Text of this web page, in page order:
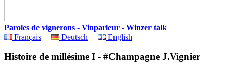
Paroles de vignerons - Vinparleur - Winzer talk
Français
Deutsch English
Histoire de millésime I - #Champagne J.Vignier